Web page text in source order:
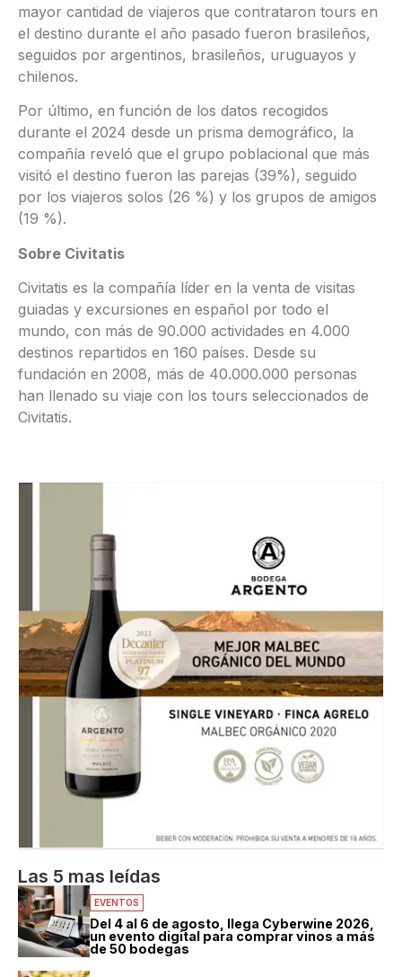
mayor cantidad de viajeros que contrataron tours en
el destino durante el año pasado fueron brasileños,
seguidos por argentinos, brasileños, uruguayos y
chilenos.
Por último, en función de los datos recogidos
durante el 2024 desde un prisma demográfico, la
compañía reveló que el grupo poblacional que más
visitó el destino fueron las parejas (39%), seguido
por los viajeros solos (26 %) y los grupos de amigos
(19 %).
Sobre Civitatis
Civitatis es la compañía líder en la venta de visitas
guiadas y excursiones en español por todo el
mundo, con más de 90.000 actividades en 4.000
destinos repartidos en 160 países. Desde su
fundación en 2008, más de 40.000.000 personas
han llenado su viaje con los tours seleccionados de
Civitatis.
Las 5 mas leídas
EVENTOS
Del 4 al 6 de agosto, llega Cyberwine 2026,
un evento digital para comprar vinos a más
de 50 bodegas